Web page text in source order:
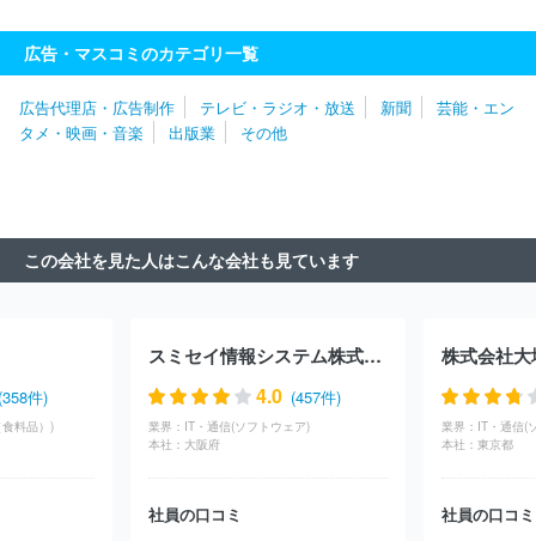
ＢＳ企画
テレビ愛知株式会社
イッツ・コミュニケーションズ株
式会社
札幌テレビ放送株式会社
式会社東日本放送
株式会社静岡朝日テレビ
株式会社ＢＳ日テレ
株式会社宮城テレビ放送
株式会社ＢＳ－ＴＢＳ
静岡放送株式会社
株式会社テレビ新広島 北海道放送株式会社
広告・マスコミのカテゴリ一覧
広告代理店・広告制作 テレビ・ラジオ・放送 新聞
芸能・エン
タメ・映画・音楽
出版業 その他
この会社を見た人はこんな会社も見ています
件)
料品）)
スミセイ情報システム株式会社
4.0 (457件)
業界： IT・通信(ソフトウェア)
本社： 大阪府
社員の口コミ
株式会社
業界： IT・通信(
本社： 東京都
社員の口コミ